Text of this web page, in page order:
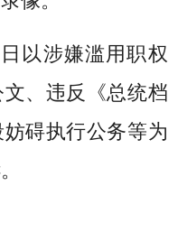
以涉嫌滥用职权
、违反《总统档
碍执行公务等为